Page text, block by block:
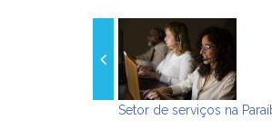
Setor de serviços na